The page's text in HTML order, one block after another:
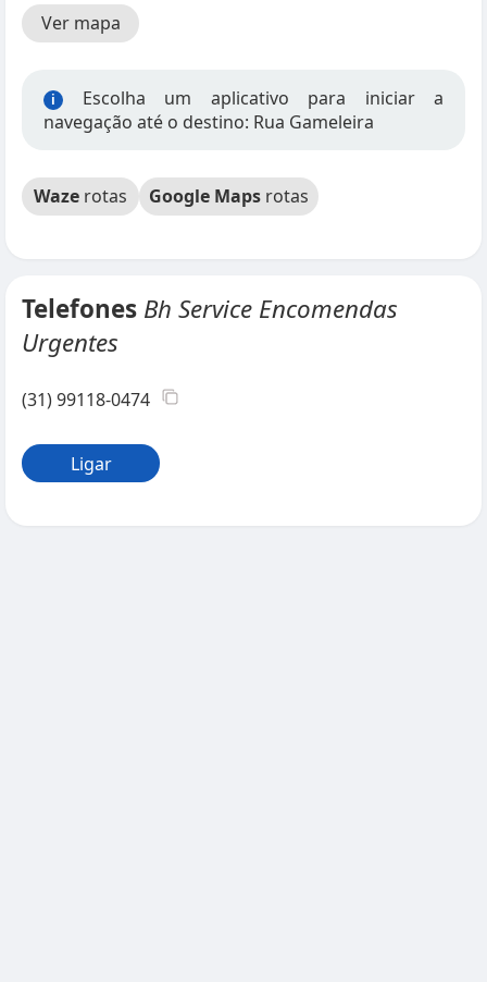
Ver mapa
i
Escolha um aplicativo para iniciar a
navegação até o destino: Rua Gameleira
Waze rotas Google Maps rotas
Telefones Bh Service Encomendas
Urgentes
(31) 99118-0474
Ligar